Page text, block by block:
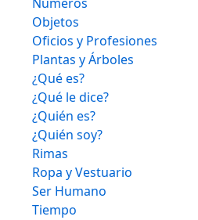
Objetos
Oficios y Profesiones
Plantas y Árboles
¿Qué es?
¿Qué le dice?
¿Quién es?
¿Quién soy?
Rimas
Ropa y Vestuario
Ser Humano
Tiempo